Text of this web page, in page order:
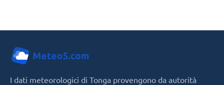
I dati meteorologici di Tonga provengono da autorità